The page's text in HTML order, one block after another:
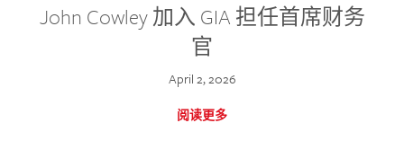
John Cowley 加入 GIA 担任首席财务
官
April 2, 2026
阅读更多